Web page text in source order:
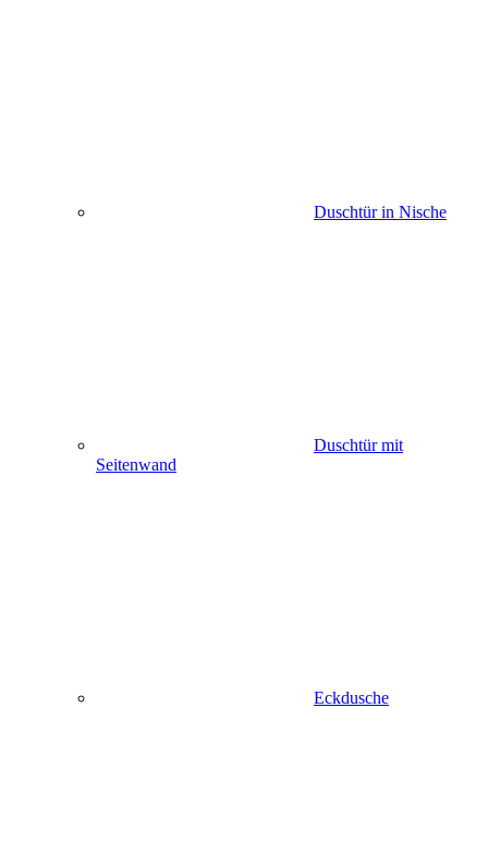
Duschtür in Nische
Duschtür mit
Seitenwand
Eckdusche